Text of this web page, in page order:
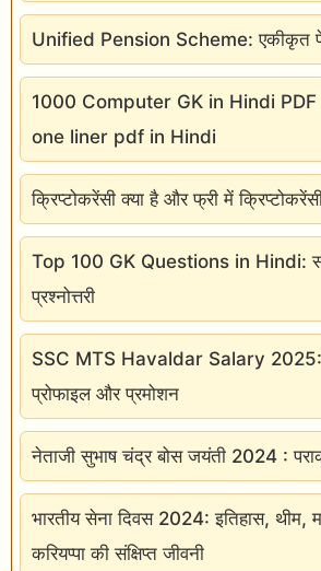
Unified Pension Scheme: एकीकृत
1000 Computer GK in Hindi
one liner pdf in Hindi
क्रिप्टोकरेंसी क्या है और फ्री में
Top 100 GK Questions in Hindi:
प्रश्नोत्तरी
SSC MTS Havaldar Salary 2025:
प्रोफाइल और प्रमोशन
नेताजी सुभाष चंद्र बोस जयंती 2024 :
भारतीय सेना दिवस 2024: इतिहास, थीम,
करियप्पा की संक्षिप्त जीवनी